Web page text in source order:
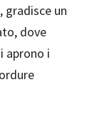
gradisce un
dove
aprono i